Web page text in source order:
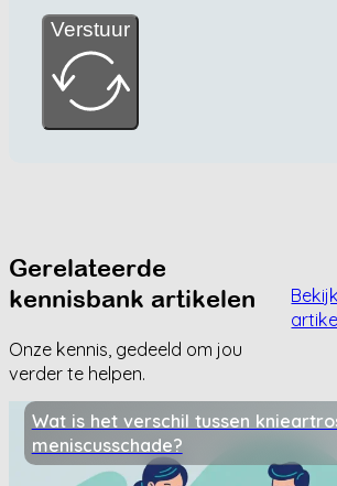
Verstuur
Gerelateerde
kennisbank artikelen
Onze kennis, gedeeld om jou
verder te helpen.
Wat is het verschil tussen
meniscusschade?